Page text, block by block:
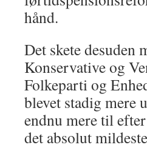
hånd.
Det skete desuden
Konservative og
Folkeparti og
blevet stadig mere
endnu mere til
det absolut